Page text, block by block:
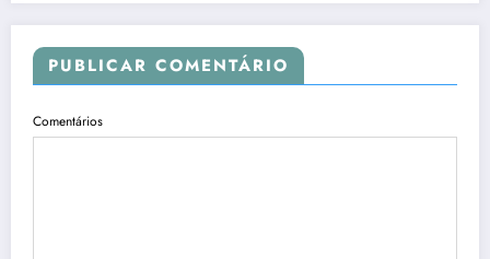
PUBLICAR COMENTÁRIO
Comentários